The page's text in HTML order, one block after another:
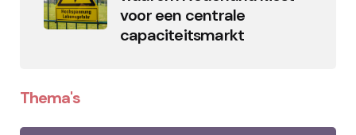
voor een centrale
capaciteitsmarkt
Thema's